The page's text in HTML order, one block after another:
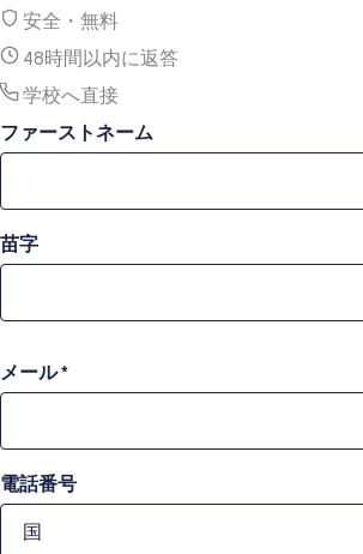
安全・無料
48時間以内に返答
学校へ直接
ファーストネーム
苗字
メール*
電話番号